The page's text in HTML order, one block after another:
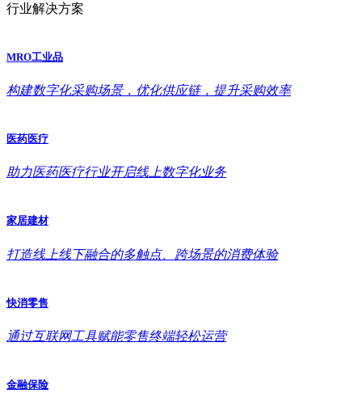
行业解决方案
MRO工业品
构建数字化采购场景，优化供应链，提升采购效率
医药医疗
助力医药医疗行业开启线上数字化业务
家居建材
打造线上线下融合的多触点、跨场景的消费体验
快消零售
通过互联网工具赋能零售终端轻松运营
金融保险